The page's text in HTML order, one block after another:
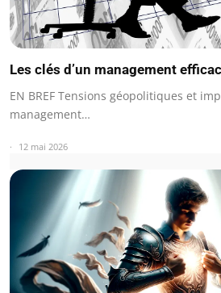
Les clés d’un management
EN BREF Tensions géopolitiques et
management…
12 mai 2026